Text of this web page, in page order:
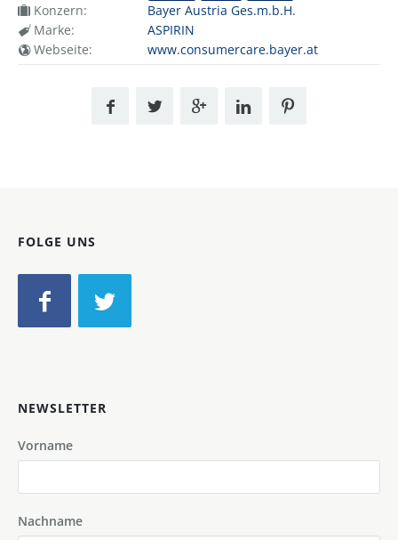
Konzern:
Bayer Austria Ges.m.b.H.
Marke:
ASPIRIN
Webseite:
www.consumercare.bayer.at
FOLGE UNS
NEWSLETTER
Vorname
Nachname